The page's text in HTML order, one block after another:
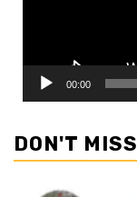
00:00
DON'T MISS